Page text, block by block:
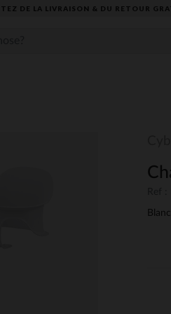
DE LA LIVRAISON & DU RETOUR
Blanc